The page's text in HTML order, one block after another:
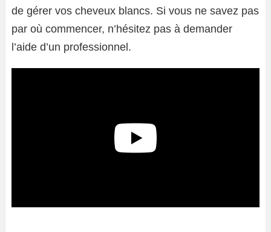
de gérer vos cheveux blancs. Si vous ne savez pas
par où commencer, n’hésitez pas à demander
l’aide d’un professionnel.